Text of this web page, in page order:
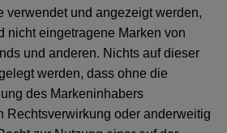
verwendet und angezeigt werden,
nicht eingetragene Marken von
und anderen. Nichts auf dieser
werden, dass ohne die
des Markeninhabers
Rechtsverwirkung oder anderweitig